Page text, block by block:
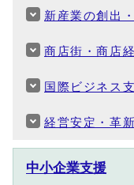
新産業の創出
商店街・商店
国際ビジネス
経営安定・革
中小企業支援